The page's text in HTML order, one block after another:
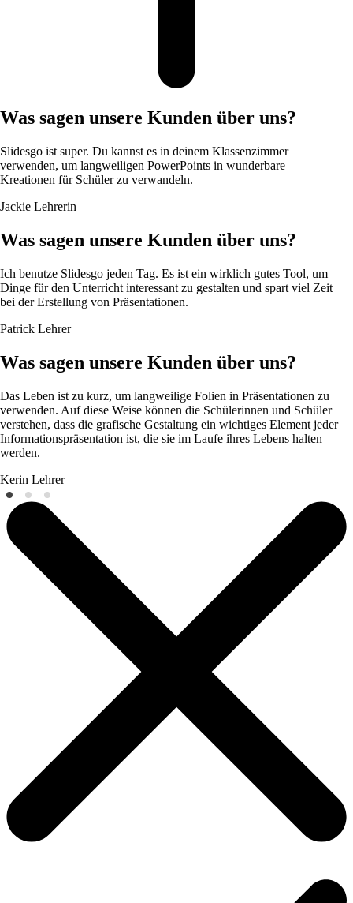
Was sagen unsere Kunden über uns?
Slidesgo ist super. Du kannst es in deinem Klassenzimmer
verwenden, um langweiligen PowerPoints in wunderbare
Kreationen für Schüler zu verwandeln.
Jackie Lehrerin
Was sagen unsere Kunden über uns?
Ich benutze Slidesgo jeden Tag. Es ist ein wirklich gutes Tool, um
Dinge für den Unterricht interessant zu gestalten und spart viel Zeit
bei der Erstellung von Präsentationen.
Patrick Lehrer
Was sagen unsere Kunden über uns?
Das Leben ist zu kurz, um langweilige Folien in Präsentationen zu
verwenden. Auf diese Weise können die Schülerinnen und Schüler
verstehen, dass die grafische Gestaltung ein wichtiges Element jeder
Informationspräsentation ist, die sie im Laufe ihres Lebens halten
werden.
Kerin Lehrer